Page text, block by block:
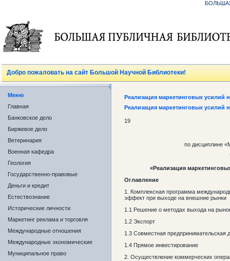
Добро пожаловать на сайт Большой Научной Библиотеки!
Меню
Главная
Банковское дело
Биржевое дело
Ветеринария
Военная кафедра
Геология
Государственно-правовые
Деньги и кредит
Естествознание
Исторические личности
Маркетинг реклама и торговля
Международные отношения
Международные экономические
Муниципальное право
Реализация маркетинговых усилий
Реализация маркетинговых усилий
19
по дисциплине
«Реализация
Оглавление
1. Комплексная программа
эффект при выходе на внешние рынки
1.1 Решение о методах выхода на
1.2 Экспорт
1.3 Совместная предпринимательская
1.4 Прямое инвестирование
2. Осуществление коммерческих